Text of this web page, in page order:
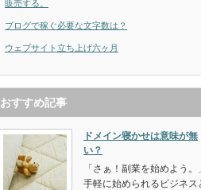
販売する。
ブログで稼ぐ必要な文字数は？
ウェブサイト立ち上げ六ヶ月
おすすめ記事
ドメイン寝かせは意味が無
い？
「さぁ！副業を始めよう。」
手軽に始められるビジネス